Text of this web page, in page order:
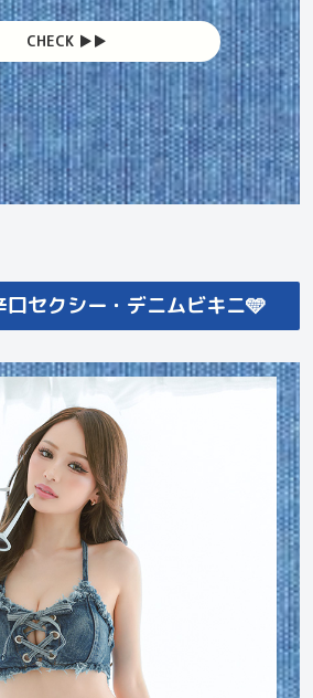
CHECK ▶︎▶︎
セクシー・デニムビキニ🩵